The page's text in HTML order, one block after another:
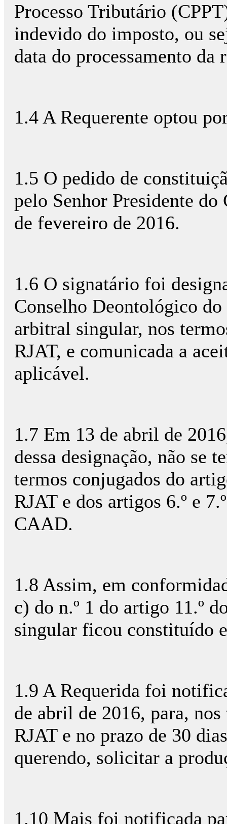
Processo Tributário
indevido do imposto, ou
data do processamento
1.4 A Requerente optou
1.5 O pedido de
pelo Senhor Presidente
de fevereiro de 2016.
1.6 O signatário foi
Conselho Deontológico
arbitral singular, nos
RJAT, e comunicada a
aplicável.
1.7 Em 13 de abril de
dessa designação, não se
termos conjugados do
RJAT e dos artigos 6.º e
CAAD.
1.8 Assim, em
c) do n.º 1 do artigo 11.º
singular ficou constituído
1.9 A Requerida foi
de abril de 2016, para,
RJAT e no prazo de 30
querendo, solicitar a
1.10 Mais foi notificada